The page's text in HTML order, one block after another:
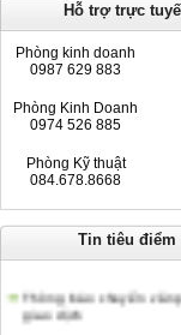
Hỗ trợ trực
Phòng kinh doanh
0987 629 883
Phòng Kinh Doanh
0974 526 885
Phòng Kỹ thuật
084.678.8668
Tin tiêu điểm
giao dịch
Thông báo – V/v mở văn